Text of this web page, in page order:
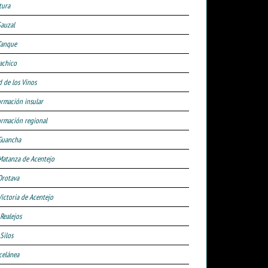
de los Vinos
insular
regional
de Acentejo
de Acentejo